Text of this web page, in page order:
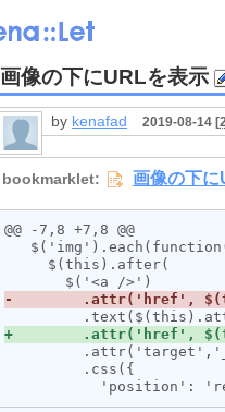
画像の下にURLを表示
by kenafad 2019-08-14 [
@@ -7,8 +7,8 @@